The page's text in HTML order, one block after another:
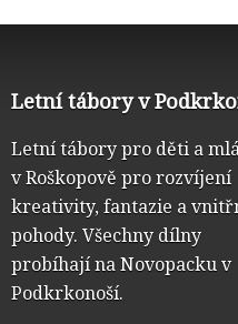
Letní tábory v
Letní tábory pro děti a
v Roškopově pro rozvíjení
kreativity, fantazie a
pohody. Všechny dílny
probíhají na Novopacku v
Podkrkonoší.